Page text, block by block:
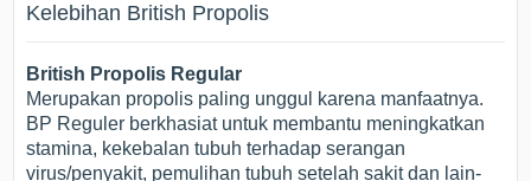
Kelebihan British Propolis
British Propolis Regular
Merupakan propolis paling unggul karena manfaatnya.
BP Reguler berkhasiat untuk membantu meningkatkan
stamina, kekebalan tubuh terhadap serangan
virus/penyakit, pemulihan tubuh setelah sakit dan lain-